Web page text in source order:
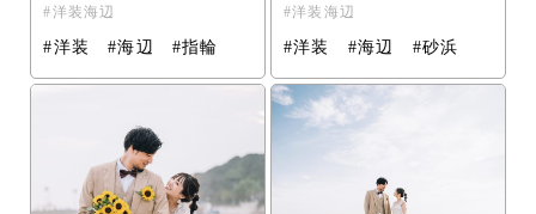
洋装海辺
#洋装 #海辺 #指輪
洋装海辺
#洋装 #海辺 #砂浜